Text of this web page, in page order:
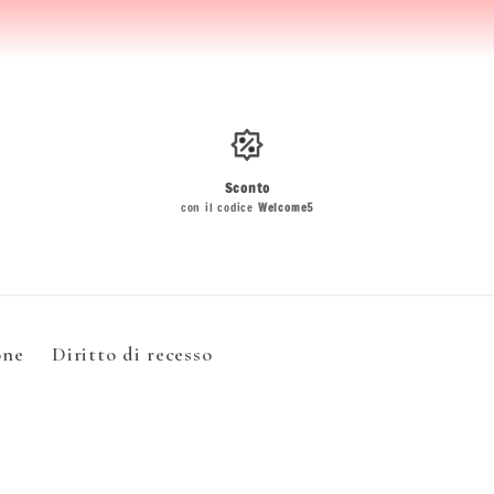
Sconto
con il codice Welcome5
Diritto di recesso